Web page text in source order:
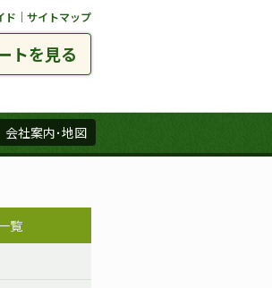
ド ｜ サイトマップ
トを見る
会社案内･地図
覧